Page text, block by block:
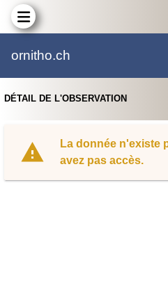
ornitho.ch
DÉTAIL DE L'OBSERVATION
La donnée n'existe
avez pas accès.